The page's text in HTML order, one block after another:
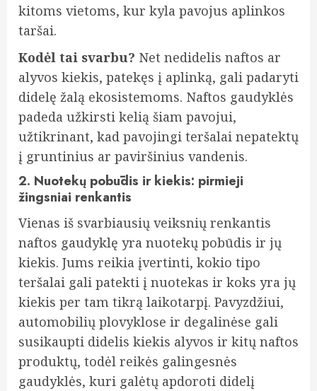
kitoms vietoms, kur kyla pavojus aplinkos
taršai.
Kodėl tai svarbu? Net nedidelis naftos ar
alyvos kiekis, patekęs į aplinką, gali padaryti
didelę žalą ekosistemoms. Naftos gaudyklės
padeda užkirsti kelią šiam pavojui,
užtikrinant, kad pavojingi teršalai nepatektų
į gruntinius ar paviršinius vandenis.
2. Nuotekų pobūdis ir kiekis: pirmieji
žingsniai renkantis
Vienas iš svarbiausių veiksnių renkantis
naftos gaudyklę yra nuotekų pobūdis ir jų
kiekis. Jums reikia įvertinti, kokio tipo
teršalai gali patekti į nuotekas ir koks yra jų
kiekis per tam tikrą laikotarpį. Pavyzdžiui,
automobilių plovyklose ir degalinėse gali
susikaupti didelis kiekis alyvos ir kitų naftos
produktų, todėl reikės galingesnės
gaudyklės, kuri galėtų apdoroti didelį